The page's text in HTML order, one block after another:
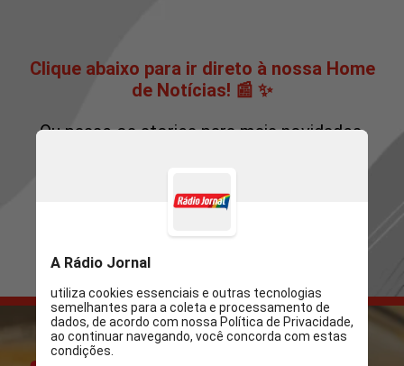
Clique abaixo para ir direto à nossa Home
de Notícias! 📰 ✨
Ou passe os stories para mais novidades.
IR PARA RADIOJORNAL.COM.BR